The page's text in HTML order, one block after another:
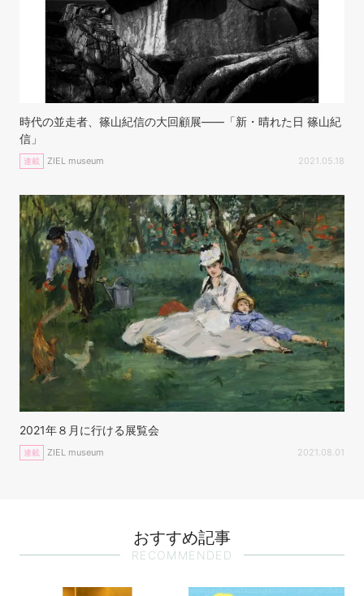
時代の並走者、篠山紀信の大回顧展——「新・晴れた日 篠山紀
信」
連載 ZIEL museum 2021.05.18
2021年８月に行ける展覧会
連載 ZIEL museum 2021.08.01
おすすめ記事
RECOMMENDED